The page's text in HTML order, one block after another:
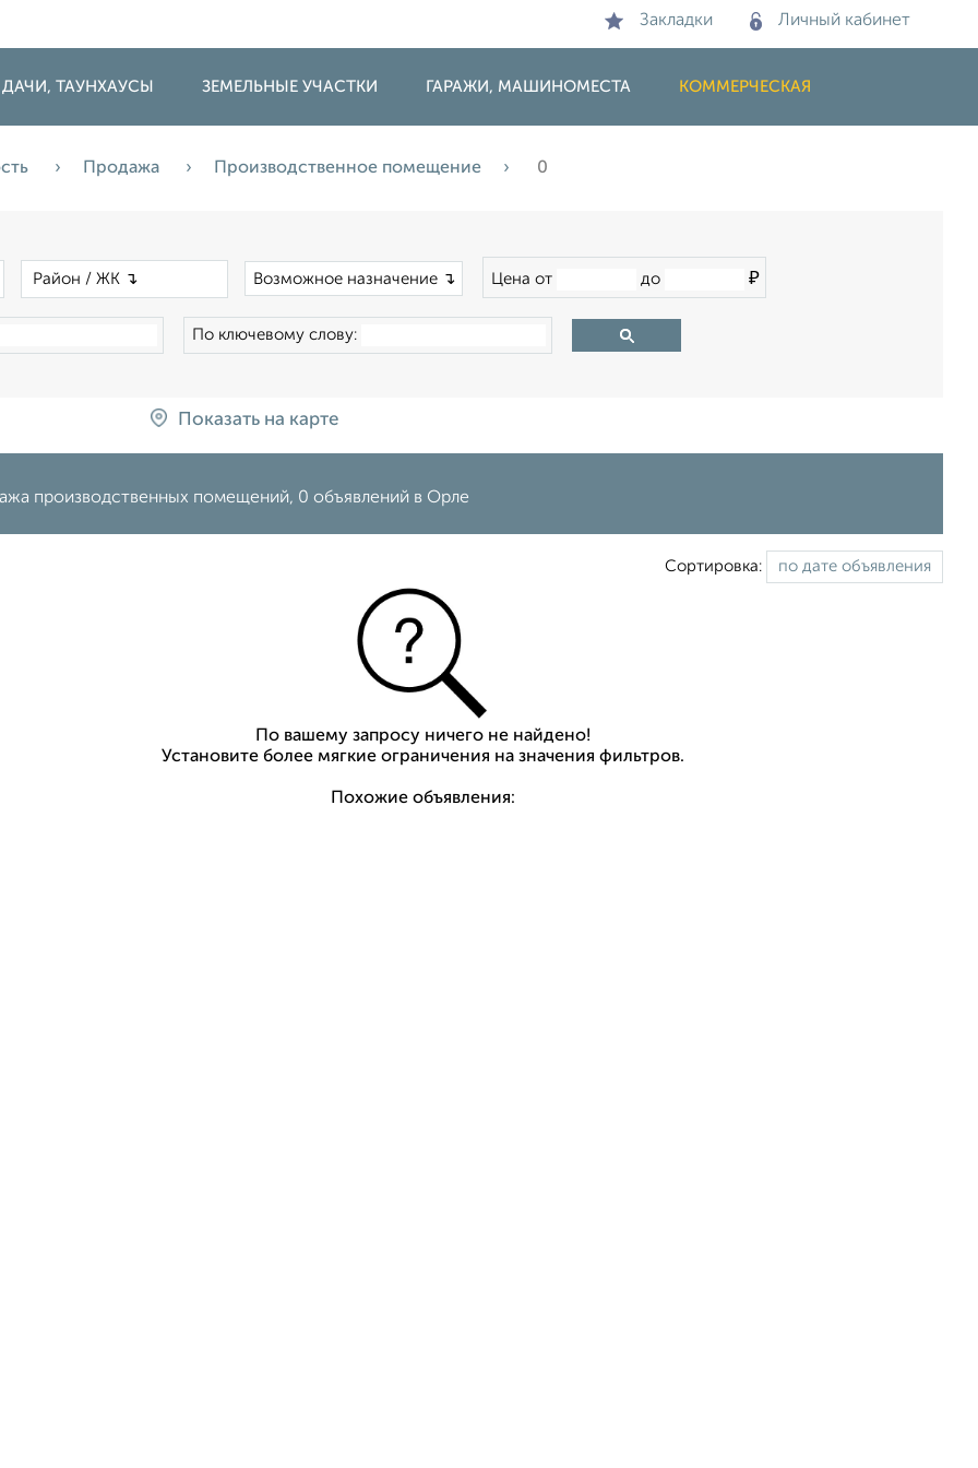
Закладки Личный кабинет
ТАУНХАУСЫ ЗЕМЕЛЬНЫЕ УЧАСТКИ ГАРАЖИ, МАШИНОМЕСТА КОММЕРЧЕСКАЯ
Продажа Производственное помещение 0
Возможное назначение ↴ Цена от до ₽
По ключевому слову:
Показать на карте
производственных помещений, 0 объявлений в Орле
Сортировка:
По вашему запросу ничего не найдено!
Установите более мягкие ограничения на значения фильтров.
Похожие объявления: